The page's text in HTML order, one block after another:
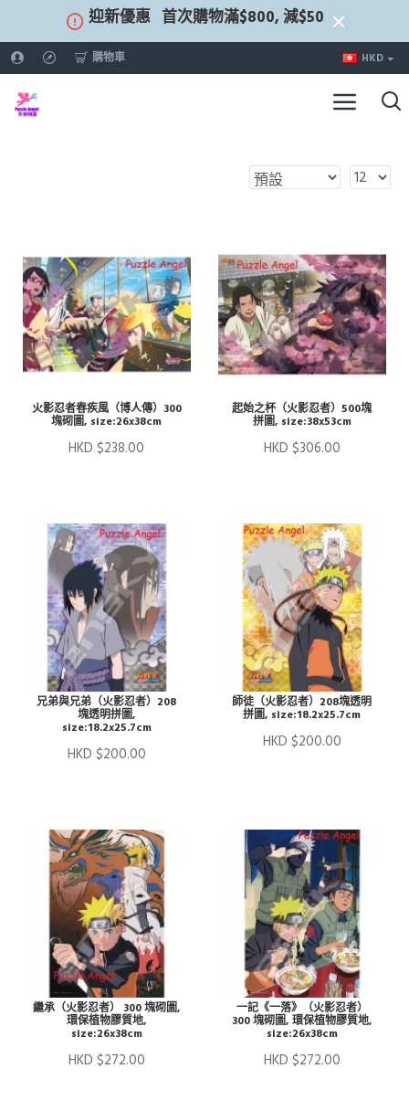
迎新優惠 首次購物滿$800, 減$50
購物車 HKD
火影忍者春疾風（博人傳）300
塊砌圖, size:26x38cm
HKD $238.00
起始之杯（火影忍者）500塊
拼圖, size:38x53cm
HKD $306.00
兄弟與兄弟（火影忍者）208
塊透明拼圖,
size:18.2x25.7cm
HKD $200.00
師徒（火影忍者）208塊透明
拼圖, size:18.2x25.7cm
HKD $200.00
繼承（火影忍者） 300 塊砌圖,
環保植物膠質地,
size:26x38cm
HKD $272.00
一記《一落》（火影忍者）
300 塊砌圖, 環保植物膠質地,
size:26x38cm
HKD $272.00